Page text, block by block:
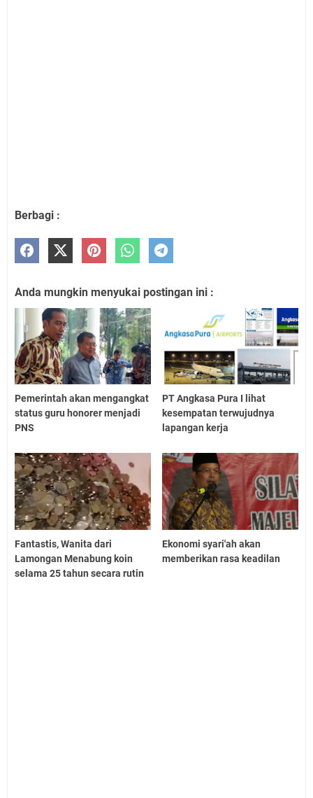
Berbagi :
Anda mungkin menyukai postingan ini :
Pemerintah akan mengangkat
status guru honorer menjadi
PNS
PT Angkasa Pura I lihat
kesempatan terwujudnya
lapangan kerja
Fantastis, Wanita dari
Lamongan Menabung koin
selama 25 tahun secara rutin
Ekonomi syari'ah akan
memberikan rasa keadilan